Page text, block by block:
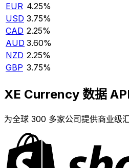
EUR 4.25%
USD 3.75%
CAD 2.25%
AUD 3.60%
NZD 2.25%
GBP 3.75%
XE Currency 数据
为全球 300 多家公司提供商业级